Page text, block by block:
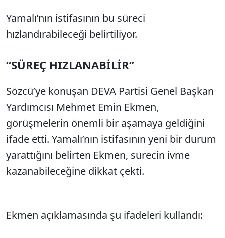
Yamalı’nın istifasının bu süreci
hızlandırabileceği belirtiliyor.
“SÜREÇ HIZLANABİLİR”
Sözcü’ye konuşan DEVA Partisi Genel Başkan
Yardımcısı Mehmet Emin Ekmen,
görüşmelerin önemli bir aşamaya geldiğini
ifade etti. Yamalı’nın istifasının yeni bir durum
yarattığını belirten Ekmen, sürecin ivme
kazanabileceğine dikkat çekti.
Ekmen açıklamasında şu ifadeleri kullandı: